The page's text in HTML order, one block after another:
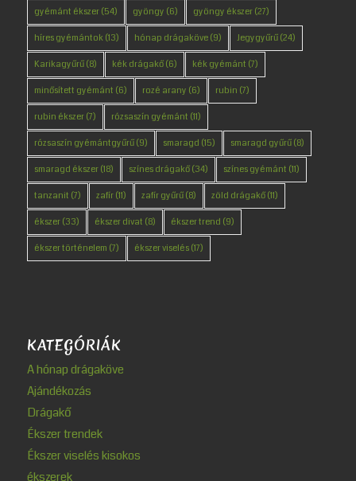
gyémánt ékszer(54) gyöngy (6) gyöngy ékszer(27)
híres gyémántok(13) hónap drágaköve(9) Jegygyűrű(24)
Karikagyűrű(8) kék drágakő(6) kék gyémánt (7)
minősített gyémánt (6) rozé arany (6) rubin (7)
rubin ékszer(7) rózsaszín gyémánt (11)
rózsaszín gyémántgyűrű(9) smaragd (15) smaragd gyűrű(8)
smaragd ékszer(18) színes drágakő(34) színes gyémánt (11)
tanzanit (7) zafír(11) zafír gyűrű(8) zöld drágakő(11)
ékszer(33) ékszer divat (8) ékszer trend (9)
ékszer történelem (7) ékszer viselés(17)
KATEGÓRIÁK
A hónap drágaköve
Ajándékozás
Drágakő
Ékszer trendek
Ékszer viselés kisokos
ékszerek